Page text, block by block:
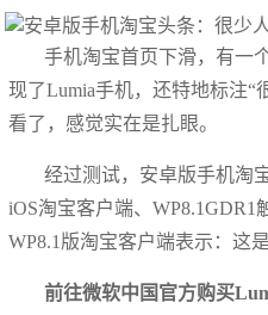
手机淘宝首页下滑，有一
现了Lumia手机，还特地标注“
看了，感觉实在是扎眼。
经过测试，安卓版手机淘
iOS淘宝客户端、
WP8.1版淘宝客户端表示：这是
前往微软中国官方购买